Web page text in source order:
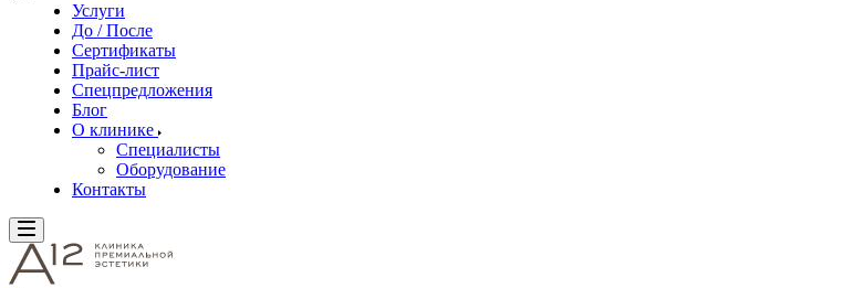
Услуги
До / После
Сертификаты
Прайс-лист
Спецпредложения
Блог
О клинике
Специалисты
Оборудование
Контакты